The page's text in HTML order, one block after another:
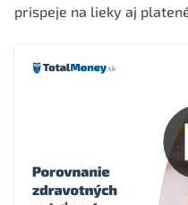
prispeje na lieky aj